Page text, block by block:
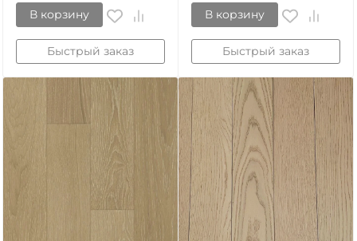
В корзину
Быстрый заказ
В корзину
Быстрый заказ